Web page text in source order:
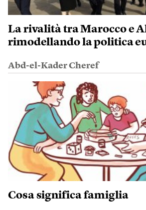
La rivalità tra Marocco e
rimodellando la politica
Abd-el-Kader Cheref
Cosa significa famiglia